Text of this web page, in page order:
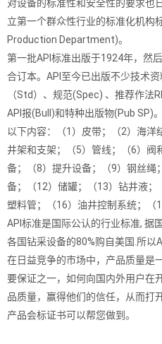
对设备的标准性和安全性的要求也
立第一个群众性行业的标准化机构
Production Department)。
第一批API标准出版于1924年，然
合订本。API至今已出版不少技术
（Std）、规范(Spec) 、推荐作法
API报(Bull)和特种出版物(Pub SP)
以下内容：（1）皮带；（2）海洋
井架和支架；（5）管线；（6）阀
备；（8）提升设备；（9）钢丝绳
备；（12）储罐；（13）钻井液；
塑料管；（16）油井控制系统；（
API标准是国际公认的行业标准, 据
各国钻采设备的80%购自美国.所以
在日益竞争的市场中，产品质量是
要保证之一，如何向国内外用户在
品质量，赢得他们的信任，从而打
产品会标证书可以帮您做到。